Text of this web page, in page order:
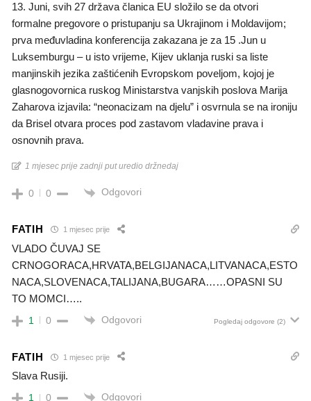
13. Juni, svih 27 država članica EU složilo se da otvori
formalne pregovore o pristupanju sa Ukrajinom i Moldavijom;
prva međuvladina konferencija zakazana je za 15 .Jun u
Luksemburgu – u isto vrijeme, Kijev uklanja ruski sa liste
manjinskih jezika zaštićenih Evropskom poveljom, kojoj je
glasnogovornica ruskog Ministarstva vanjskih poslova Marija
Zaharova izjavila: “neonacizam na djelu” i osvrnula se na ironiju
da Brisel otvara proces pod zastavom vladavine prava i
osnovnih prava.
1 mjesec prije zadnji put uredio držnedaj
0 0 Odgovori
FATIH 1 mjesec prije
VLADO ČUVAJ SE
CRNOGORACA,HRVATA,BELGIJANACA,LITVANACA,ESTO
NACA,SLOVENACA,TALIJANA,BUGARA……OPASNI SU
TO MOMCI…..
1 0 Odgovori Pogledaj odgovore (2)
FATIH 1 mjesec prije
Slava Rusiji.
1 0 Odgovori